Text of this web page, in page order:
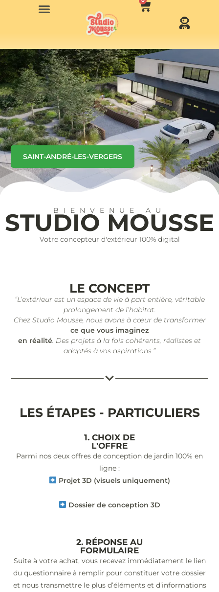
SAINT-ANDRÉ-LES-VERGERS
BIENVENUE AU
STUDIO MOUSSE
Votre concepteur d'extérieur 100% digital
LE CONCEPT
“L’extérieur est un espace de vie à part entière, véritable
prolongement de l’habitat.
Chez Studio Mousse, nous avons à cœur de transformer
ce que vous imaginez
en réalité. Des projets à la fois cohérents, réalistes et
adaptés à vos aspirations.”
LES ÉTAPES - PARTICULIERS
1. CHOIX DE
L'OFFRE
Parmi nos deux offres de conception de jardin 100% en
ligne :
Projet 3D (visuels uniquement)
Dossier de conception 3D
2. RÉPONSE AU
FORMULAIRE
Suite à votre achat, vous recevez immédiatement le lien
du questionnaire à remplir pour constituer votre dossier
et nous transmettre le plus d’éléments et d’informations